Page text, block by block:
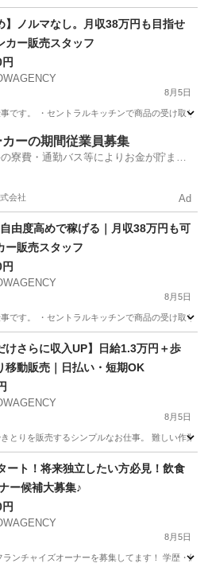
】ノルマなし。月収38万円も目指せ
カー販売スタッフ
8月5日
です。 ・セントラルキッチンで商品の受け取
キッチンカー
ーの期間従業員募集
寮費・通勤バス等によりお金が貯まり
会社 Ad
由度高めで稼げる｜月収38万円も可
ー販売スタッフ
8月5日
です。 ・セントラルキッチンで商品の受け取
キッチンカー
けさらに収入UP】日給1.3万円＋歩
移動販売｜日払い・短期OK
8月5日
とりを販売するシンプルなお仕事。 難しい作
移動販売
ート！将来独立したい方必見！飲食
ー候補大募集♪
8月5日
ンチャイズオーナーを募集してます！ 学歴・